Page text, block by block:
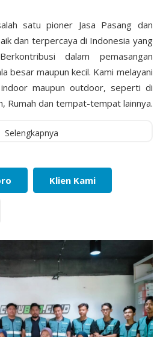
satu pioner Jasa Pasang dan
dan terpercaya di Indonesia yang
dalam pemasangan
besar maupun kecil. Kami melayani
maupun outdoor, seperti di
Rumah dan tempat-tempat lainnya.
Selengkapnya
Klien Kami